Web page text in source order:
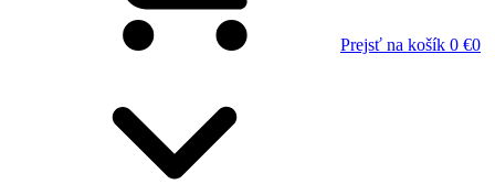
Prejsť na košík 0 €0